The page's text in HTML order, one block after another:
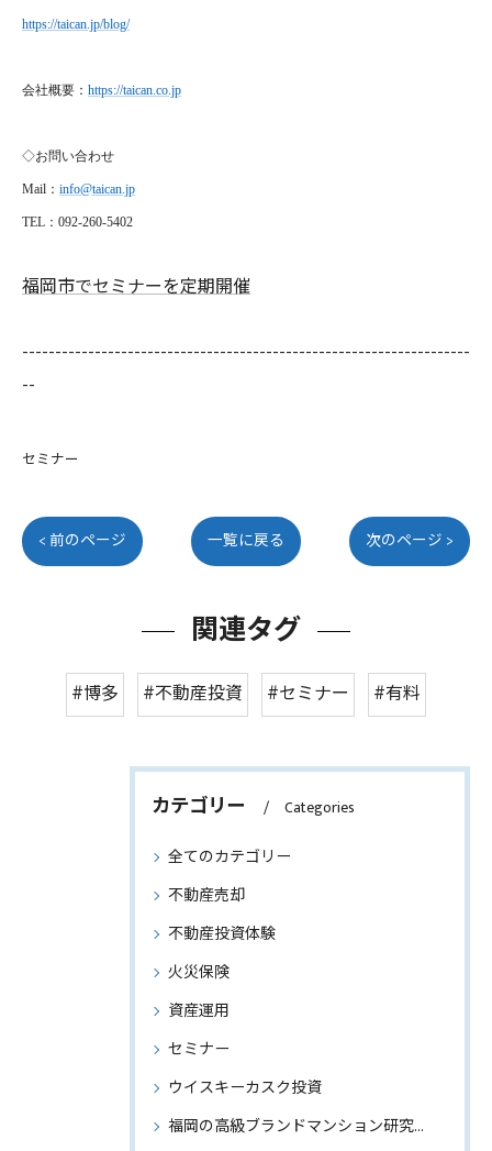
https://taican.jp/blog/
会社概要： https://taican.co.jp
◇お問い合わせ
Mail ： info@taican.jp
TEL ：092-260-5402
福岡市でセミナーを定期開催
--------------------------------------------------------------------
--
セミナー
< 前のページ 一覧に戻る 次のページ >
関連タグ
#博多 #不動産投資 #セミナー #有料
カテゴリー Categories
全てのカテゴリー
不動産売却
不動産投資体験
火災保険
資産運用
セミナー
ウイスキーカスク投資
福岡の高級ブランドマンション研究～物件情報もご紹介～